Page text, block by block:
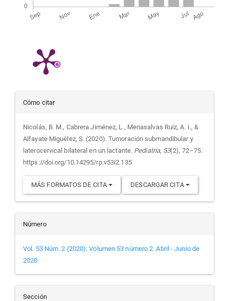
Detalles
del
artículo
Cómo citar
Nicolás, B. M., Cabrera Jiménez, L., Menasalvas Ruiz, A. I., &
Alfayate Miguélez, S. (2020). Tumoración submandibular y
laterocervical bilateral en un lactante. Pediatría, 53(2), 72–75.
https://doi.org/10.14295/rp.v53i2.135
MÁS FORMATOS DE CITA DESCARGAR CITA
Número
Vol. 53 Núm. 2 (2020): Volumen 53 número 2. Abril - Junio de
2020
Sección